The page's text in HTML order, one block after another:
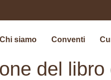
Chi siamo Conventi
del